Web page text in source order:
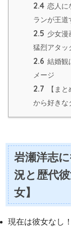
2.4 恋人に
ランが王道
2.5 少女漫
猛烈アタッ
2.6 結婚観
メージ
2.7
【ま
から好きな
岩瀬洋志
況と歴代
女】
現在は彼女なし